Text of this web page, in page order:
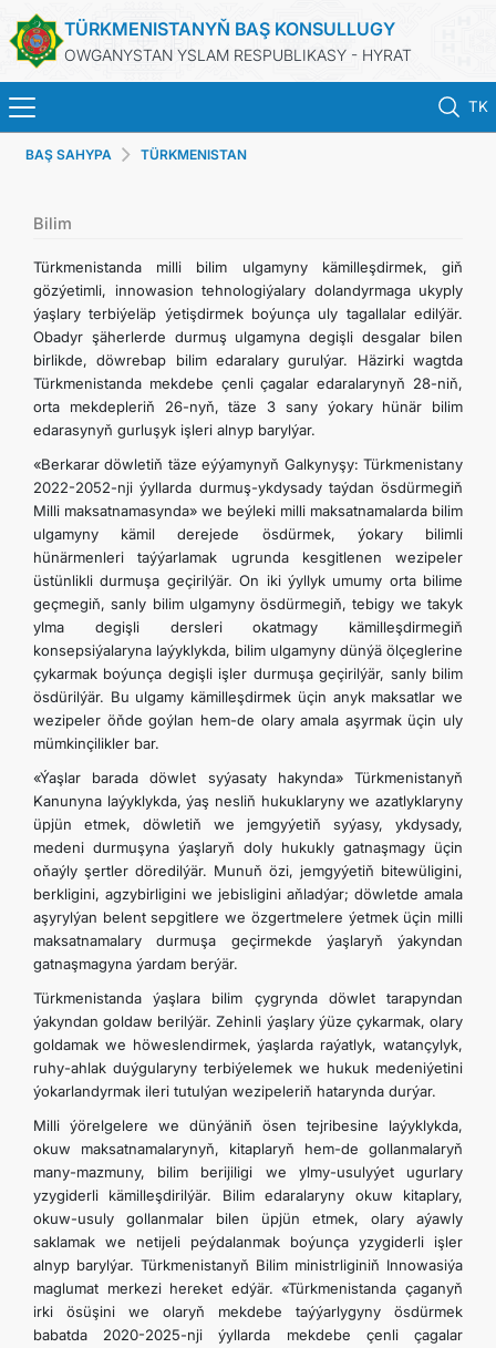
TÜRKMENISTANYŇ BAŞ KONSULLUGY
OWGANYSTAN YSLAM RESPUBLIKASY - HYRAT
TK
BAŞ SAHYPA
TÜRKMENISTAN
KONSULLYK HYZMATLARY
DIM
ARAGATNAŞYK
BAŞ SAHYPA TÜRKMENISTAN
Bilim
Türkmenistanda milli bilim ulgamyny kämilleşdirmek, giň
gözýetimli, innowasion tehnologiýalary dolandyrmaga ukyply
ýaşlary terbiýeläp ýetişdirmek boýunça uly tagallalar edilýär.
Obadyr şäherlerde durmuş ulgamyna degişli desgalar bilen
birlikde, döwrebap bilim edaralary gurulýar. Häzirki wagtda
Türkmenistanda mekdebe çenli çagalar edaralarynyň 28-niň,
orta mekdepleriň 26-nyň, täze 3 sany ýokary hünär bilim
edarasynyň gurluşyk işleri alnyp barylýar.
«Berkarar döwletiň täze eýýamynyň Galkynyşy: Türkmenistany
2022-2052-nji ýyllarda durmuş-ykdysady taýdan ösdürmegiň
Milli maksatnamasynda» we beýleki milli maksatnamalarda bilim
ulgamyny kämil derejede ösdürmek, ýokary bilimli
hünärmenleri taýýarlamak ugrunda kesgitlenen wezipeler
üstünlikli durmuşa geçirilýär. On iki ýyllyk umumy orta bilime
geçmegiň, sanly bilim ulgamyny ösdürmegiň, tebigy we takyk
ylma degişli dersleri okatmagy kämilleşdirmegiň
konsepsiýalaryna laýyklykda, bilim ulgamyny dünýä ölçeglerine
çykarmak boýunça degişli işler durmuşa geçirilýär, sanly bilim
ösdürilýär. Bu ulgamy kämilleşdirmek üçin anyk maksatlar we
wezipeler öňde goýlan hem-de olary amala aşyrmak üçin uly
mümkinçilikler bar.
«Ýaşlar barada döwlet syýasaty hakynda» Türkmenistanyň
Kanunyna laýyklykda, ýaş nesliň hukuklaryny we azatlyklaryny
üpjün etmek, döwletiň we jemgyýetiň syýasy, ykdysady,
medeni durmuşyna ýaşlaryň doly hukukly gatnaşmagy üçin
oňaýly şertler döredilýär. Munuň özi, jemgyýetiň bitewüligini,
berkligini, agzybirligini we jebisligini aňladýar; döwletde amala
aşyrylýan belent sepgitlere we özgertmelere ýetmek üçin milli
maksatnamalary durmuşa geçirmekde ýaşlaryň ýakyndan
gatnaşmagyna ýardam berýär.
Türkmenistanda ýaşlara bilim çygrynda döwlet tarapyndan
ýakyndan goldaw berilýär. Zehinli ýaşlary ýüze çykarmak, olary
goldamak we höweslendirmek, ýaşlarda raýatlyk, watançylyk,
ruhy-ahlak duýgularyny terbiýelemek we hukuk medeniýetini
ýokarlandyrmak ileri tutulýan wezipeleriň hatarynda durýar.
Milli ýörelgelere we dünýäniň ösen tejribesine laýyklykda,
okuw maksatnamalarynyň, kitaplaryň hem-de gollanmalaryň
many-mazmuny, bilim berijiligi we ylmy-usulyýet ugurlary
yzygiderli kämilleşdirilýär. Bilim edaralaryny okuw kitaplary,
okuw-usuly gollanmalar bilen üpjün etmek, olary aýawly
saklamak we netijeli peýdalanmak boýunça yzygiderli işler
alnyp barylýar. Türkmenistanyň Bilim ministrliginiň Innowasiýa
maglumat merkezi hereket edýär. «Türkmenistanda çaganyň
irki ösüşini we olaryň mekdebe taýýarlygyny ösdürmek
babatda 2020-2025-nji ýyllarda mekdebe çenli çagalar